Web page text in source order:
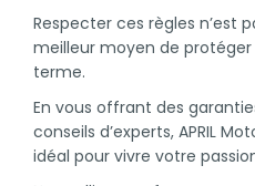
Respecter ces règles n’est
meilleur moyen de
terme.
En vous offrant des
conseils d’experts, APRIL
idéal pour vivre votre